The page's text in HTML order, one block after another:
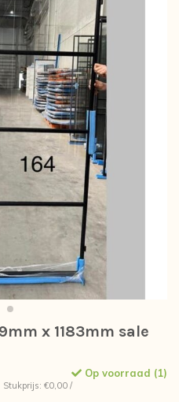
x 1183mm sale
Op voorraad (1)
Stukprijs: €0,00 /